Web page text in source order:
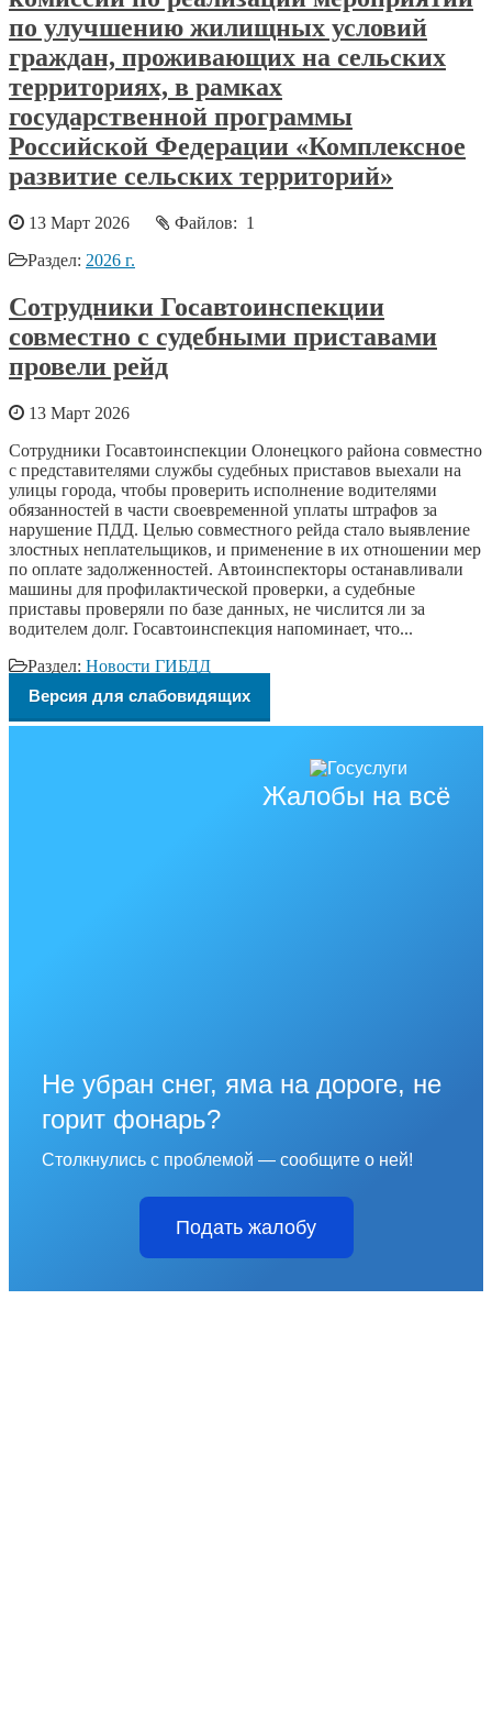
по улучшению жилищных условий
граждан, проживающих на сельских
территориях, в рамках
государственной программы
Российской Федерации «Комплексное
развитие сельских территорий»
13 Март 2026
Файлов: 1
Раздел: 2026 г.
Сотрудники Госавтоинспекции
совместно с судебными приставами
провели рейд
13 Март 2026
Сотрудники Госавтоинспекции Олонецкого района совместно
с представителями службы судебных приставов выехали на
улицы города, чтобы проверить исполнение водителями
обязанностей в части своевременной уплаты штрафов за
нарушение ПДД. Целью совместного рейда стало выявление
злостных неплательщиков, и применение в их отношении мер
по оплате задолженностей. Автоинспекторы останавливали
машины для профилактической проверки, а судебные
приставы проверяли по базе данных, не числится ли за
водителем долг. Госавтоинспекция напоминает, что...
Раздел: Новости ГИБДД
Версия для слабовидящих
Жалобы на всё
Не убран снег, яма на дороге, не
горит фонарь?
Столкнулись с проблемой — сообщите о ней!
Подать жалобу